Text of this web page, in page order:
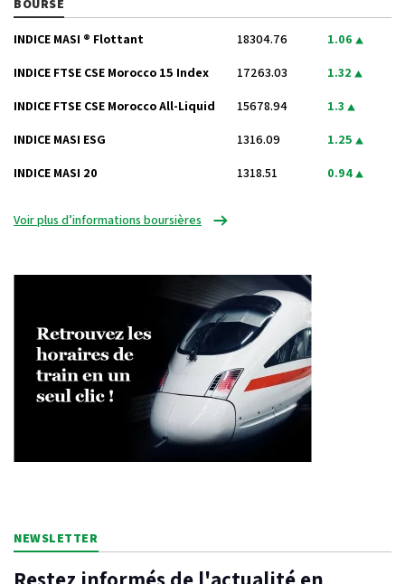
BOURSE
INDICE MASI ® Flottant 18304.76 1.06
INDICE FTSE CSE Morocco 15 Index 17263.03 1.32
INDICE FTSE CSE Morocco All-Liquid 15678.94 1.3
INDICE MASI ESG 1316.09 1.25
INDICE MASI 20 1318.51 0.94
Voir plus d’informations boursières
NEWSLETTER